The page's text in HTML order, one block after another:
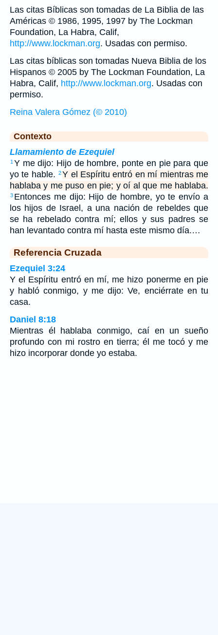
Las citas Bíblicas son tomadas de La Biblia de las
Américas © 1986, 1995, 1997 by The Lockman
Foundation, La Habra, Calif,
http://www.lockman.org. Usadas con permiso.
Las citas bíblicas son tomadas Nueva Biblia de los
Hispanos © 2005 by The Lockman Foundation, La
Habra, Calif, http://www.lockman.org. Usadas con
permiso.
Reina Valera Gómez (© 2010)
Contexto
Llamamiento de Ezequiel
1 Y me dijo: Hijo de hombre, ponte en pie para que
yo te hable.
2Y el Espíritu entró en mí mientras me
hablaba y me puso en pie; y oí al que me hablaba.
3 Entonces me dijo: Hijo de hombre, yo te envío a
los hijos de Israel, a una nación de rebeldes que
se ha rebelado contra mí; ellos y sus padres se
han levantado contra mí hasta este mismo día.…
Referencia Cruzada
Ezequiel 3:24
Y el Espíritu entró en mí, me hizo ponerme en pie
y habló conmigo, y me dijo: Ve, enciérrate en tu
casa.
Daniel 8:18
Mientras él hablaba conmigo, caí en un sueño
profundo con mi rostro en tierra; él me tocó y me
hizo incorporar donde yo estaba.